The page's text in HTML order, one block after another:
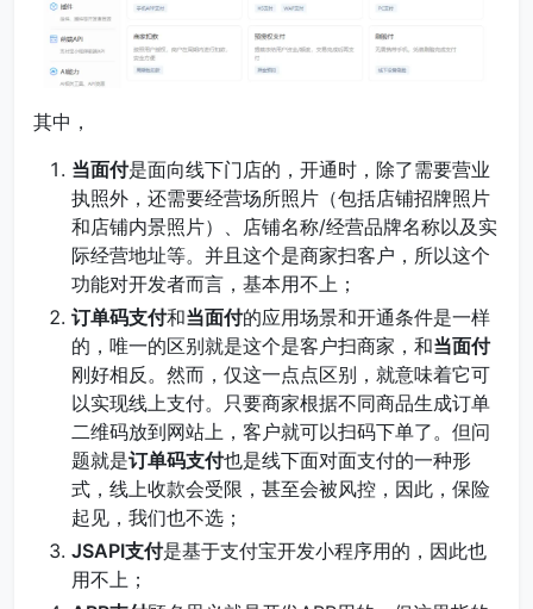
其中，
当面付是面向线下门店的，开通时，除了需要营业
执照外，还需要经营场所照片（包括店铺招牌照片
和店铺内景照片）、店铺名称/经营品牌名称以及实
际经营地址等。并且这个是商家扫客户，所以这个
功能对开发者而言，基本用不上；
订单码支付和当面付的应用场景和开通条件是一样
的，唯一的区别就是这个是客户扫商家，和当面付
刚好相反。然而，仅这一点点区别，就意味着它可
以实现线上支付。只要商家根据不同商品生成订单
二维码放到网站上，客户就可以扫码下单了。但问
题就是订单码支付也是线下面对面支付的一种形
式，线上收款会受限，甚至会被风控，因此，保险
起见，我们也不选；
JSAPI支付是基于支付宝开发小程序用的，因此也
用不上；